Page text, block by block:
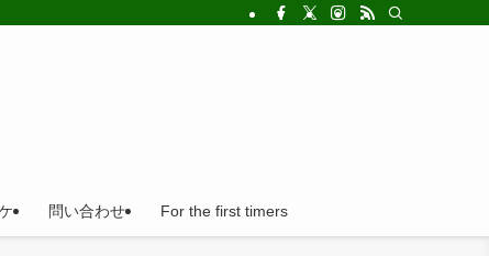
の福利厚生利用にとても便利。
問い合わせ For the first timers